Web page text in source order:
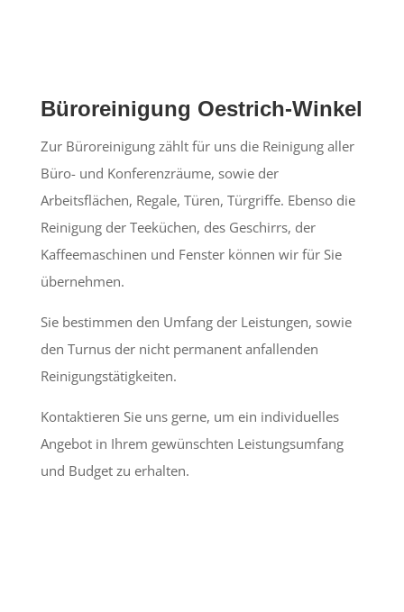
Büroreinigung Oestrich-Winkel
Zur Büroreinigung zählt für uns die Reinigung aller
Büro- und Konferenzräume, sowie der
Arbeitsflächen, Regale, Türen, Türgriffe. Ebenso die
Reinigung der Teeküchen, des Geschirrs, der
Kaffeemaschinen und Fenster können wir für Sie
übernehmen.
Sie bestimmen den Umfang der Leistungen, sowie
den Turnus der nicht permanent anfallenden
Reinigungstätigkeiten.
Kontaktieren Sie uns gerne, um ein individuelles
Angebot in Ihrem gewünschten Leistungsumfang
und Budget zu erhalten.